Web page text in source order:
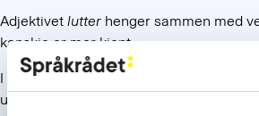
Adjektivet lutter henger sammen med
kanskje er mer kjent.
I dag bruker vi lutter
nesten bare i faste
uttrykket med